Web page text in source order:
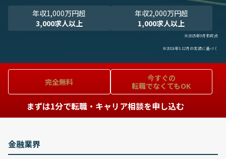
年収1,000万円超
3,000求人以上
年収2,000万円超
1,000求人以上
※2025年9月末時点
※2024年1-12月の実績に基づく
完全無料
今すぐの
転職でなくてもOK
まずは1分で転職・キャリア相談を申し込む
金融業界